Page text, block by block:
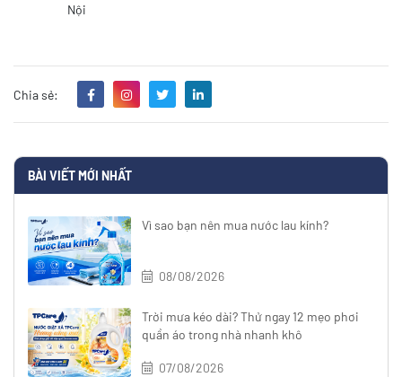
Nội
Chia sẻ:
BÀI VIẾT MỚI NHẤT
Vì sao bạn nên mua nước lau kính?
08/08/2026
Trời mưa kéo dài? Thử ngay 12 mẹo phơi
quần áo trong nhà nhanh khô
07/08/2026